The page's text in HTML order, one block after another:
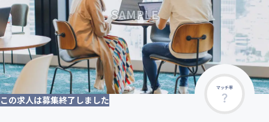
マッチ率
この求人は募集終了しました